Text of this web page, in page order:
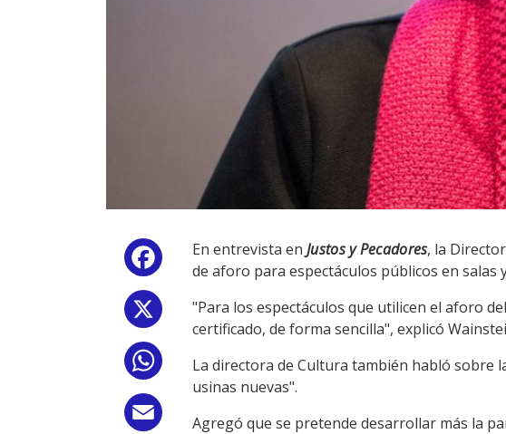
Facebook
WhatsApp
Email
En entrevista en Justos y Pecadores, la
de aforo para espectáculos públicos en salas
"Para los espectáculos que utilicen el aforo
certificado, de forma sencilla", explicó
La directora de Cultura también habló sobre
usinas nuevas".
Agregó que se pretende desarrollar más la